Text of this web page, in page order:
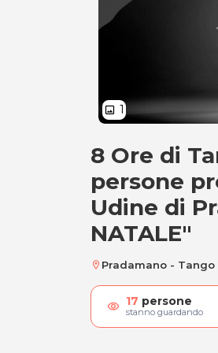
image 1
8 Ore di
8 Ore di
persone
Udine di
NATALE"
location_on Pradamano - Tango
visibility 17 persone
stanno guardando